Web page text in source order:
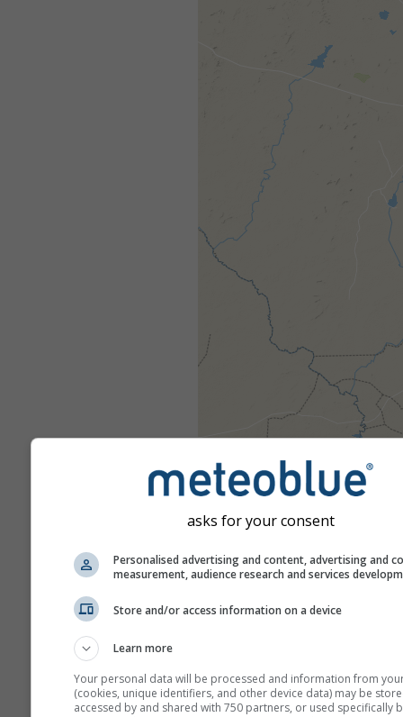
asks for your consent
Personalised advertising and content, advertising and
measurement, audience research and services
Store and/or access information on a device
Learn more
Your personal data will be processed and information from
(cookies, unique identifiers, and other device data) may be
accessed by and shared with 750 partners, or used specifically